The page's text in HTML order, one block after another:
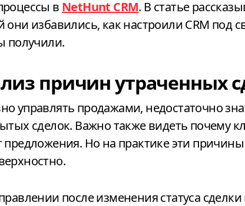
в NetHunt CRM. В статье
они избавились, как настроили CRM под
получили.
причин утраченных
сделок. Важно также видеть почему
предложения. Но на практике эти причины
после изменения статуса сделки